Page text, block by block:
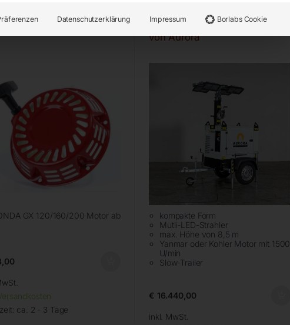
komplett
GX 120/160/200 Motor ab
ca. 2 - 3 Tage
Lichtmasten AlphaS 4x160W-S
von Aurora
kompakte Form
Mutli-LED-Strahler
max. Höhe von 8,5 m
Yanmar oder Kohler Motor mit 1500
U/min
Slow-Trailer
€ 16.440,00
inkl. MwSt.
Datenschutzerklärung Impressum Borlabs Cookie